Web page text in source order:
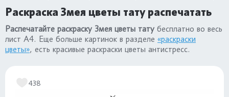
Раскраска Змея цветы тату распечатать
Распечатайте раскраску Змея цветы тату бесплатно во весь
лист А4. Еще больше картинок в разделе «раскраски
цветы», есть красивые раскраски цветы антистресс.
438